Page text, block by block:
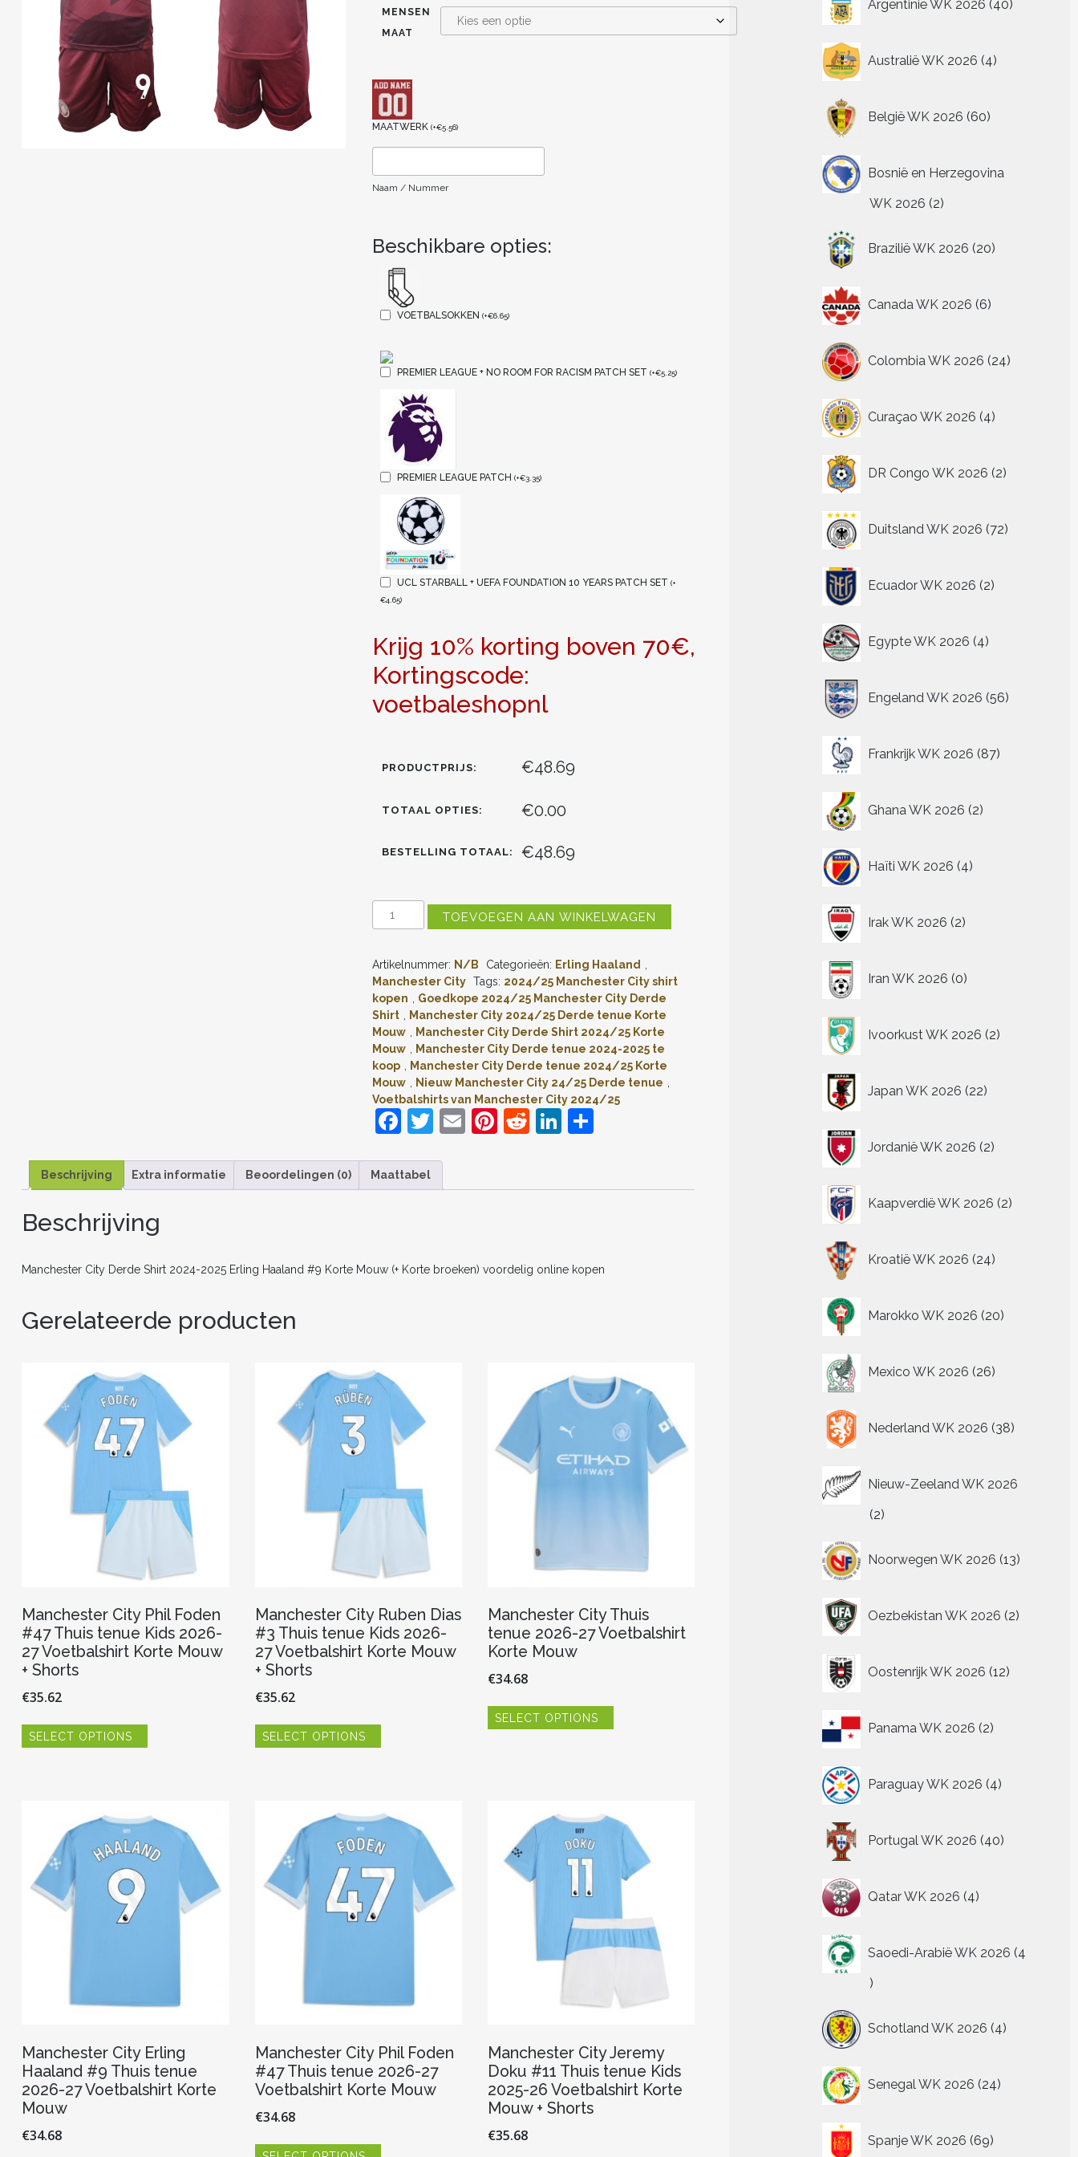
MENSEN
MAAT
MAATWERK(+€5.56)
Naam / Nummer
Beschikbare opties:
VOETBALSOKKEN(+€6.65)
PREMIER LEAGUE + NO ROOM FOR RACISM PATCH SET(+€5.25)
PREMIER LEAGUE PATCH(+€3.35)
UCL STARBALL + UEFA FOUNDATION 10 YEARS PATCH SET(+
€4.65)
Krijg 10% korting boven 70€,
Kortingscode:
voetbaleshopnl
PRODUCTPRIJS: €48.69
TOTAAL OPTIES: €0.00
BESTELLING TOTAAL: €48.69
MANCHESTER
CITY
2024-
2025
ERLING
HAALAND
#9
KORTE
MOUW
(+
KORTE
BROEKEN)
VOORDELIG
ONLINE
TOEVOEGEN AAN WINKELWAGEN
Artikelnummer: N/B Categorieën: Erling Haaland ,
Manchester City Tags: 2024/25 Manchester City shirt
kopen , Goedkope 2024/25 Manchester City Derde
Shirt , Manchester City 2024/25 Derde tenue Korte
Mouw , Manchester City Derde Shirt 2024/25 Korte
Mouw , Manchester City Derde tenue 2024-2025 te
koop , Manchester City Derde tenue 2024/25 Korte
Mouw , Nieuw Manchester City 24/25 Derde tenue ,
Voetbalshirts van Manchester City 2024/25
F
c
e
o
T
er
E
l
Pi
e
R
di
Li
e n
Beschrijving Extra informatie Beoordelingen (0) Maattabel
Beschrijving
Manchester City Derde Shirt 2024-2025 Erling Haaland #9 Korte Mouw (+ Korte broeken) voordelig online kopen
Gerelateerde producten
Manchester City Phil Foden
#47 Thuis tenue Kids 2026-
27 Voetbalshirt Korte Mouw
+ Shorts
€35.62
SELECT OPTIONS
optie
gekozen
Manchester City Ruben Dias
#3 Thuis tenue Kids 2026-
27 Voetbalshirt Korte Mouw
+ Shorts
€35.62
SELECT OPTIONS
optie
kan
gekozen
worden
op
de
Manchester City Thuis
tenue 2026-27 Voetbalshirt
Korte Mouw
€34.68
SELECT OPTIONS
kan
gekozen
worden
Manchester City Erling
Haaland #9 Thuis tenue
2026-27 Voetbalshirt Korte
Mouw
€34.68
Manchester City Phil Foden
#47 Thuis tenue 2026-27
Voetbalshirt Korte Mouw
€34.68
Manchester City Jeremy
Doku #11 Thuis tenue Kids
2025-26 Voetbalshirt Korte
Mouw + Shorts
€35.68
Argentinië WK 2026 40
producten
Australië WK 2026 4
producten
België WK 2026 60
producten
Bosnië en Herzegovina
WK 2026 22
Brazilië WK 2026 20
producten
Canada WK 2026 6
producten
Colombia WK 2026 24
producten
Curaçao WK 2026 4
producten
DR Congo WK 2026 2
producten
Duitsland WK 2026 72
producten
Ecuador WK 2026 2
producten
Egypte WK 2026 4
producten
Engeland WK 2026 56
producten
Frankrijk WK 2026 87
producten
Ghana WK 2026 2
producten
Haïti WK 2026 4
producten
Irak WK 2026 2
producten
Iran WK 2026 0
producten
Ivoorkust WK 2026 2
producten
Japan WK 2026 22
producten
Jordanië WK 2026 2
producten
Kaapverdië WK 2026 2
producten
Kroatië WK 2026 24
producten
Marokko WK 2026 20
producten
Mexico WK 2026 26
producten
Nederland WK 2026 38
producten
Nieuw-Zeeland WK 2026
22
Noorwegen WK 2026 13
producten
Oezbekistan WK 2026 2
producten
Oostenrijk WK 2026 12
producten
Panama WK 2026 2
producten
Paraguay WK 2026 4
producten
Portugal WK 2026 40
producten
Qatar WK 2026 4
producten
Saoedi-Arabië WK 2026 4
4
Schotland WK 2026 4
producten
Senegal WK 2026 24
producten
Spanje WK 2026 69
producten